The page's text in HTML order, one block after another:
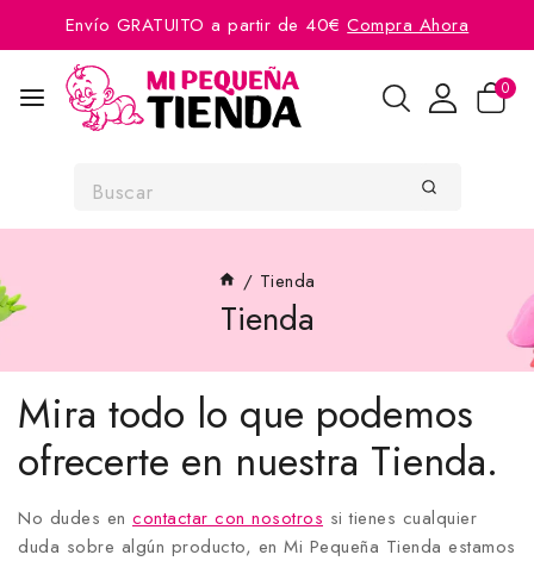
Envío GRATUITO a partir de 40€Compra Ahora
0
/ Tienda
Tienda
Mira todo lo que podemos
ofrecerte en nuestra Tienda.
No dudes en contactar con nosotros si tienes cualquier
duda sobre algún producto, en Mi Pequeña Tienda estamos